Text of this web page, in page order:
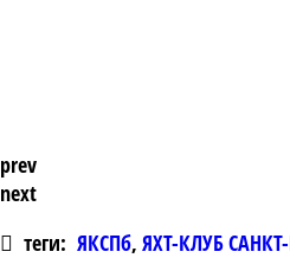
prev
next
теги: ЯКСПб, ЯХТ-КЛУБ